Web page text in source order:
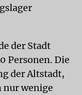
der Stadt
Personen. Die
der Altstadt,
nur wenige